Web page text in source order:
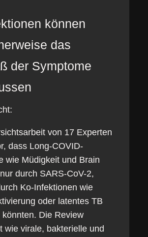
können
das
der Symptome
von 17 Experten
dass Long-COVID-
wie Müdigkeit und Brain
durch SARS-CoV-2,
Ko-Infektionen wie
oder latentes TB
Die Review
wie virale, bakterielle und